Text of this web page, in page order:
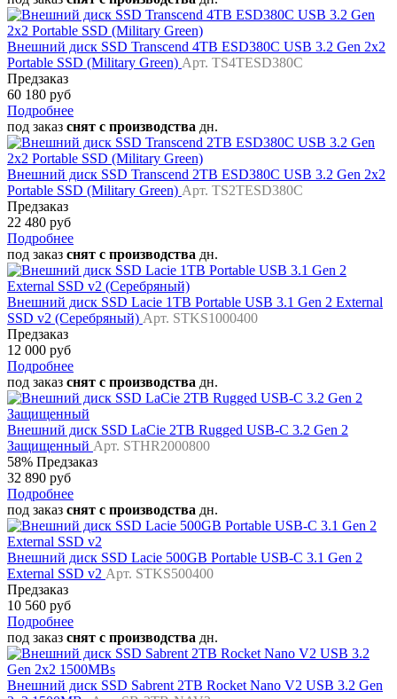
Внешний диск SSD Transcend 4TB ESD380C USB 3.2 Gen 2x2
Portable SSD (Military Green) Арт. TS4TESD380C
Предзаказ
60 180 руб
Подробнее
под заказ снят с производства дн.
Внешний диск SSD Transcend 2TB ESD380C USB 3.2 Gen 2x2
Portable SSD (Military Green) Арт. TS2TESD380C
Предзаказ
22 480 руб
Подробнее
под заказ снят с производства дн.
Внешний диск SSD Lacie 1TB Portable USB 3.1 Gen 2 External
SSD v2 (Серебряный) Арт. STKS1000400
Предзаказ
12 000 руб
Подробнее
под заказ снят с производства дн.
Внешний диск SSD LaCie 2TB Rugged USB-C 3.2 Gen 2
Защищенный Арт. STHR2000800
58% Предзаказ
32 890 руб
Подробнее
под заказ снят с производства дн.
Внешний диск SSD Lacie 500GB Portable USB-C 3.1 Gen 2
External SSD v2 Арт. STKS500400
Предзаказ
10 560 руб
Подробнее
под заказ снят с производства дн.
Внешний диск SSD Sabrent 2TB Rocket Nano V2 USB 3.2 Gen